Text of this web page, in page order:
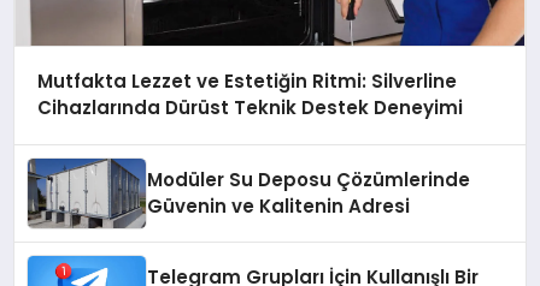
Mutfakta Lezzet ve Estetiğin Ritmi: Silverline
Cihazlarında Dürüst Teknik Destek Deneyimi
Modüler Su Deposu Çözümlerinde
Güvenin ve Kalitenin Adresi
Telegram Grupları İçin Kullanışlı Bir